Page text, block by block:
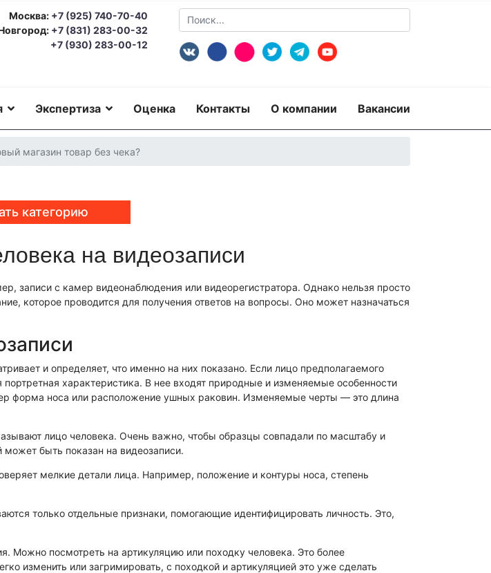
Москва: +7 (925) 740-70-40
+7 (831) 283-00-32
+7 (930) 283-00-12
Экспертиза Оценка Контакты О компании Вакансии
магазин товар без чека?
категорию
экспертизаЮридическая экспертиза Экспертиза изделий из металлов
Техническая экспертиза документов
Геммологическая экспертиза (ювелирная) Экспертиза видео- и звукозаписей
игрового оборудования Экспертиза по технике безопасности
на видеозаписи
записи с камер видеонаблюдения или видеорегистратора. Однако нельзя просто
которое проводится для получения ответов на вопросы. Оно может назначаться
и определяет, что именно на них показано. Если лицо предполагаемого
характеристика. В нее входят природные и изменяемые особенности
форма носа или расположение ушных раковин. Изменяемые черты — это длина
лицо человека. Очень важно, чтобы образцы совпадали по масштабу и
быть показан на видеозаписи.
мелкие детали лица. Например, положение и контуры носа, степень
только отдельные признаки, помогающие идентифицировать личность. Это,
Можно посмотреть на артикуляцию или походку человека. Это более
изменить или загримировать, с походкой и артикуляцией это уже сделать